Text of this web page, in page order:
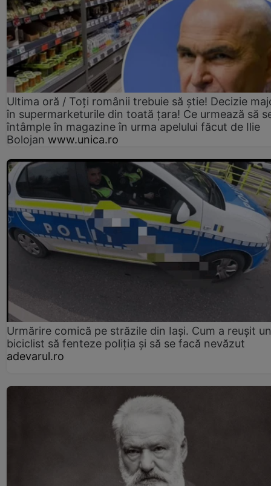
Ultima oră / Toți românii trebuie să știe! Decizie
în supermarketurile din toată țara! Ce urmează să
întâmple în magazine în urma apelului făcut de Ilie
Bolojan www.unica.ro
Urmărire comică pe străzile din Iași. Cum a reușit un
biciclist să fenteze poliția și să se facă nevăzut
adevarul.ro